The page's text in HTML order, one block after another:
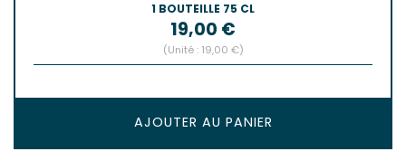
1 BOUTEILLE 75 CL
Prix
19,00 €
(Unité : 19,00 €)
AJOUTER AU PANIER